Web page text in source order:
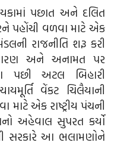
પછાત અને દલિત
પહોંચી વળવા માટે એક
રાજનીતિ શરૂ કરી
અને અનામત પર
પછી અટલ બિહારી
વેંકટ ચિલૈયાની
માટે એક રાષ્ટ્રીય પંચની
અહેવાલ સુપરત કર્યો
સરકારે આ ભલામણોને